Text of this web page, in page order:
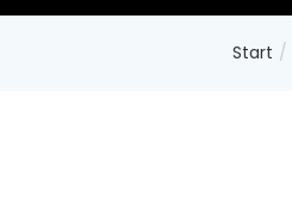
Start